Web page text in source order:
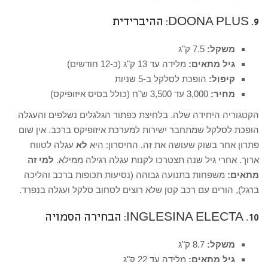
9. DOONA PLUS: ההיברידית
משקל:
גיל מתאים: מלידה עד 13 ק"ג (כ-12 חודשים)
קיפול: הופכת לסלקל ב-5 שניות
מחיר:
הקטגוריה היחידה שלה. בלחיצת כפתור הגלגלים נשלפים והעגלה
הופכת לסלקל שמתחבר ישירות למערכת איזופיקס ברכב. אין שום
פתרון אחר בשוק שעושה את זה. החיסרון: היא לא עגלה לטווח
ארוך. אחרי גיל שנה תצטרכו לקנות עגלה רגילה ממילא. למי זה
מתאים: משפחות בתנועה גבוהה (נסיעות תכופות ברכב והליכה
ברגל), הורים עם רכב קטן שלא רוצים לסחוב סלקל ועגלה בנפרד.
10. INGLESINA ELECTA: הבחירה הסמויה
משקל:
גיל מתאים: מלידה עד 22 ק"ג